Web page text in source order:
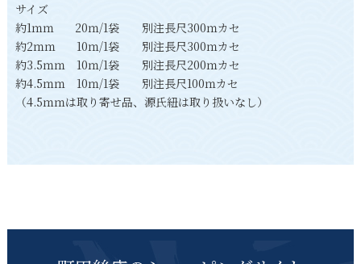
サイズ
約1ｍｍ 20ｍ/1袋 別注長尺300ｍカセ
約2ｍｍ 10ｍ/1袋 別注長尺300ｍカセ
約3.5ｍｍ 10ｍ/1袋 別注長尺200ｍカセ
約4.5ｍｍ 10ｍ/1袋 別注長尺100ｍカセ
（4.5ｍｍは取り寄せ品、源氏紐は取り扱いなし）